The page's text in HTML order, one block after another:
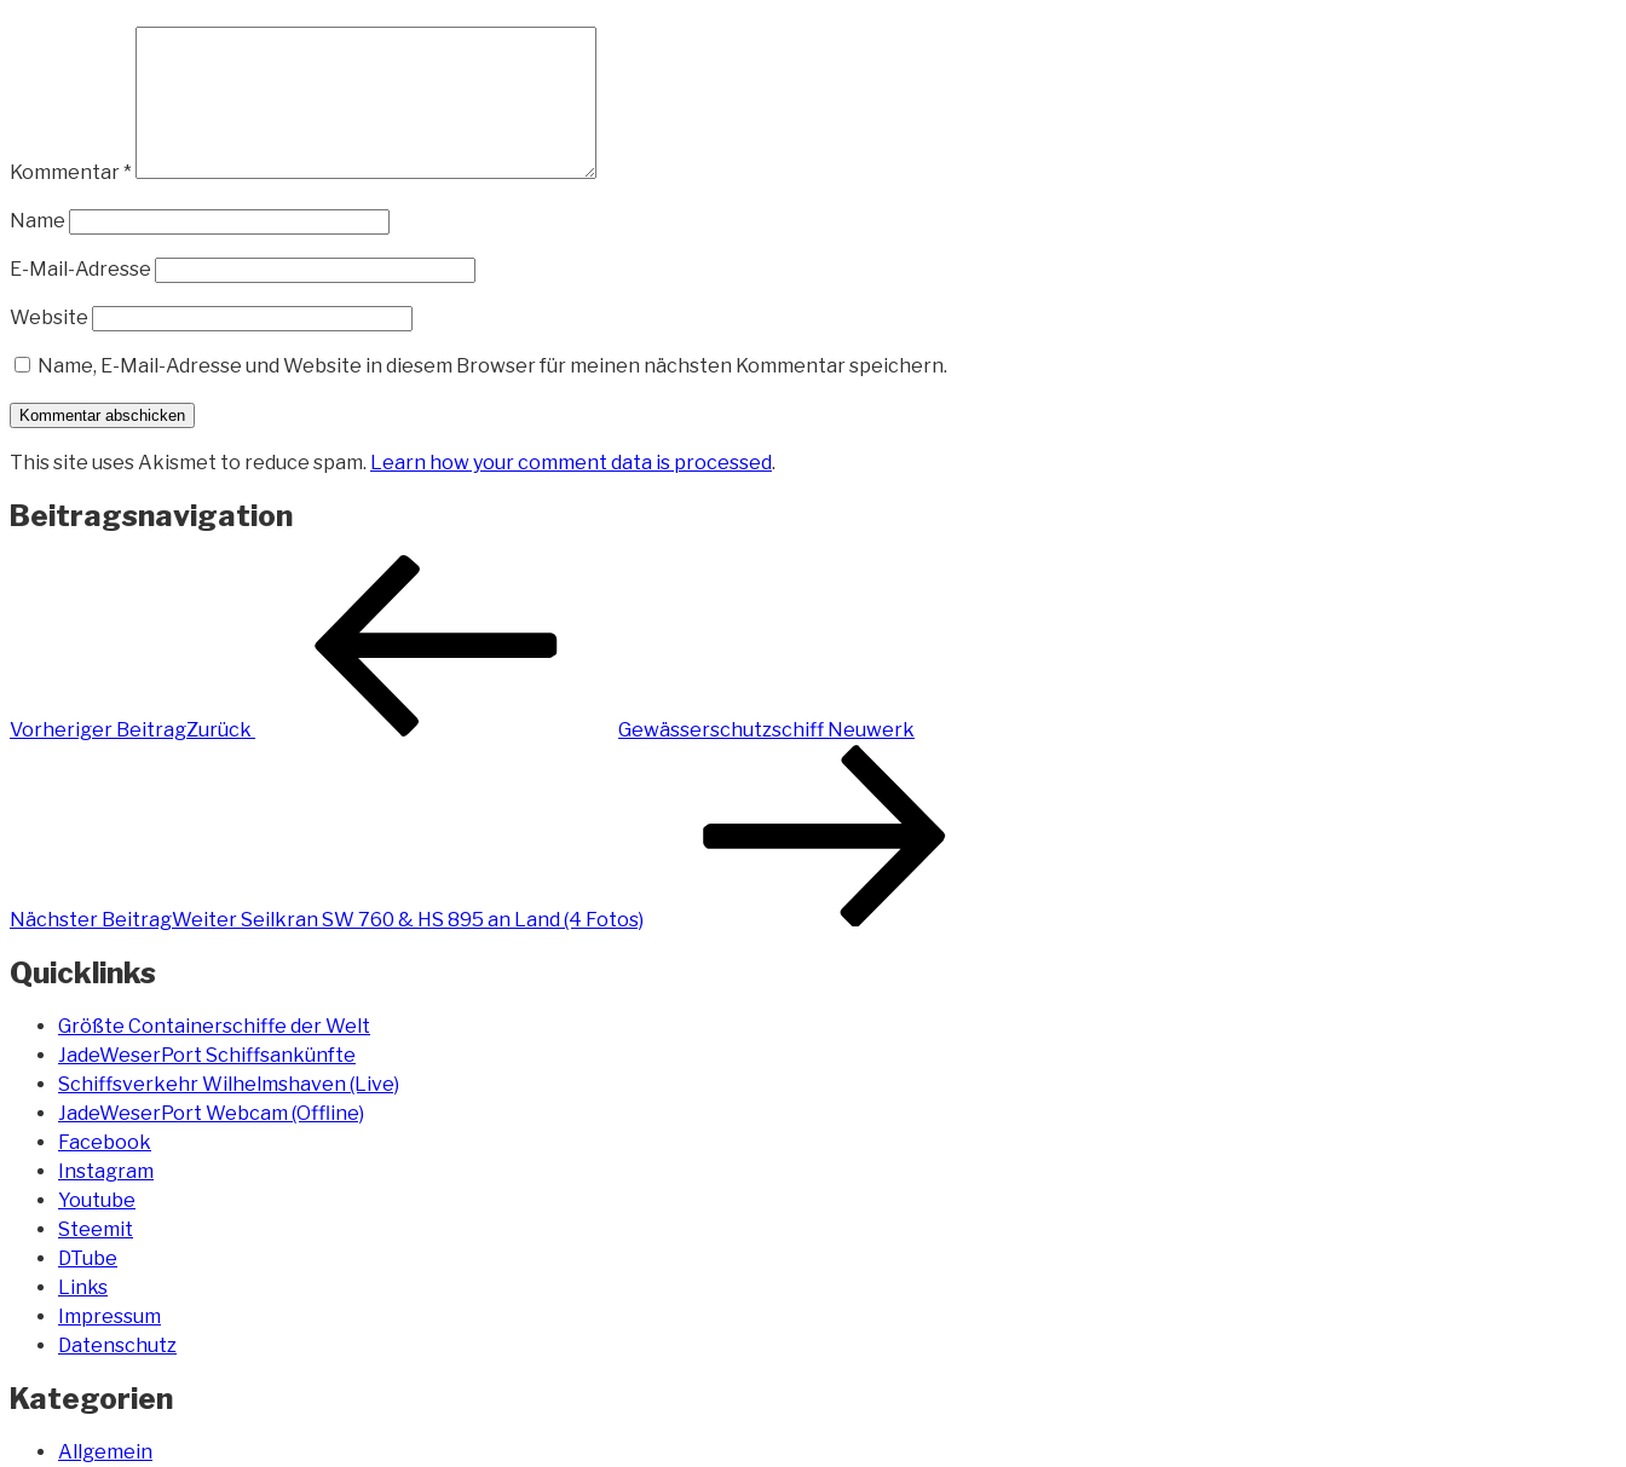
Kommentar*
Name
E-Mail-Adresse
Website
Name, E-Mail-Adresse und Website in diesem Browser für meinen nächsten Kommentar speichern.
This site uses Akismet to reduce spam. Learn how your comment data is processed.
Beitragsnavigation
Vorheriger BeitragZurück Gewässerschutzschiff Neuwerk
Nächster BeitragWeiterSeilkran SW 760 & HS 895 an Land (4 Fotos)
Quicklinks
Größte Containerschiffe der Welt
JadeWeserPort Schiffsankünfte
Schiffsverkehr Wilhelmshaven (Live)
JadeWeserPort Webcam (Offline)
Facebook
Instagram
Youtube
Steemit
DTube
Links
Impressum
Datenschutz
Kategorien
Allgemein